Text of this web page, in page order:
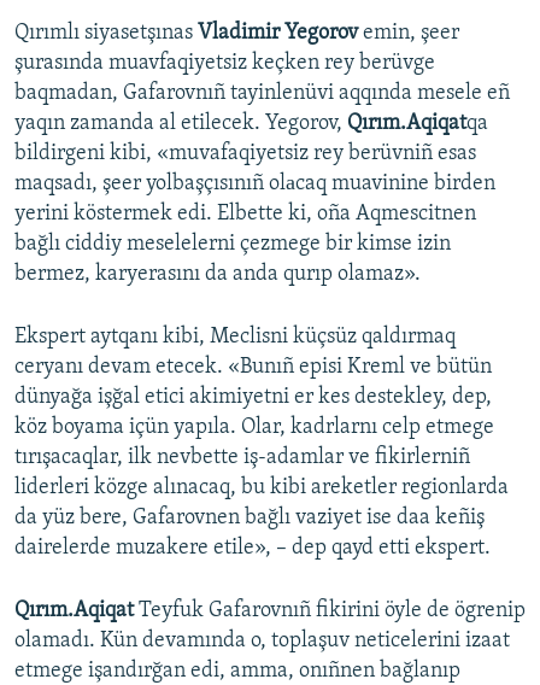
Qırımlı siyasetşınas Vladimir Yegorovemin, şeer
şurasında muavfaqiyetsiz keçken rey berüvge
baqmadan, Gafarovnıñ tayinlenüvi aqqında mesele eñ
yaqın zamanda al etilecek. Yegorov, Qırım.Aqiqatqa
bildirgeni kibi, «muvafaqiyetsiz rey berüvniñ esas
maqsadı, şeer yolbaşçısınıñ olаcaq muavinine birden
yerini köstermek edi. Elbette ki, oña Aqmescitnen
bağlı ciddiy meselelerni çezmege bir kimse izin
bermez, karyerasını da anda qurıp olamaz».
Ekspert aytqanı kibi, Meclisni küçsüz qaldırmaq
ceryanı devam etecek. «Bunıñ episi Kreml ve bütün
dünyağa işğal etici akimiyetni er kes destekley, dep,
köz boyama içün yapıla. Olar, kadrlarnı celp etmege
tırışacaqlar, ilk nevbette iş-adamlar ve fikirlerniñ
liderleri közge alınacaq, bu kibi areketler regionlarda
da yüz bere, Gafarovnen bağlı vaziyet ise daa keñiş
dairelerde muzakere etile», – dep qayd etti ekspert.
Qırım.AqiqatTeyfuk Gafarovnıñ fikirini öyle de ögrenip
olamadı. Kün devamında o, toplaşuv neticelerini izaat
etmege işandırğan edi, amma, onıñnen bağlanıp